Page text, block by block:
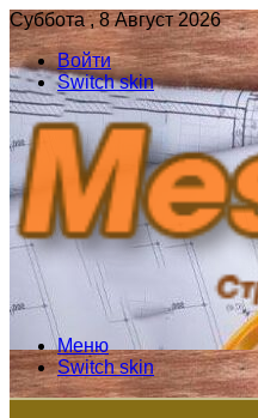
Суббота , 8 Август 2026
Войти
Switch skin
Меню
Switch skin